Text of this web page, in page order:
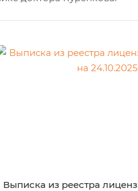
Выписка из реестра